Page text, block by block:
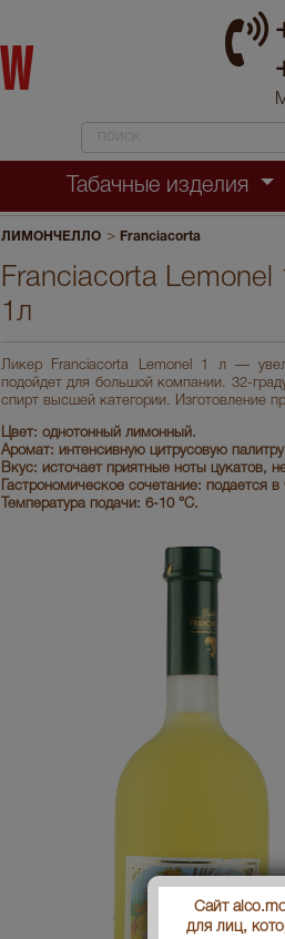
Табачные изделия
ЛИМОНЧЕЛЛО > Franciacorta
Franciacorta
1л
Ликер Franciacorta Lemonel 1 л —
подойдет для большой компании. 32-
спирт высшей категории. Изготовление
Цвет: однотонный лимонный.
Аромат: интенсивную цитрусовую
Вкус: источает приятные ноты цукатов,
Гастрономическое сочетание: подается
Температура подачи: 6-10 °C.
Сайт
для лиц,